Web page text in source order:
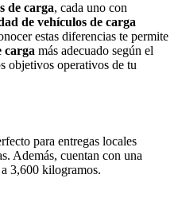
de carga, cada uno con
de vehículos de carga
estas diferencias te permite
carga más adecuado según el
objetivos operativos de tu
para entregas locales
Además, cuentan con una
3,600 kilogramos.